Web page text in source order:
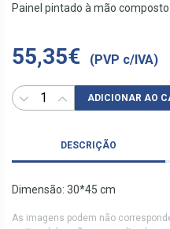
Painel pintado à mão
55,35€ (PVP c/IVA)
ADICIONAR AO
DESCRIÇÃO
Dimensão: 30*45 cm
As imagens podem não